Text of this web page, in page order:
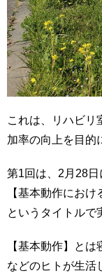
これは、リハビリ
加率の向上を目的
第1回は、2月28
【基本動作におけ
というタイトルで
【基本動作】と
などのヒトが生活